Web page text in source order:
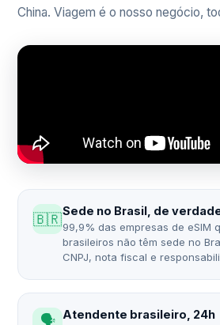
China. Viagem é o nosso negócio,
🇧🇷Sede no Brasil, de
99,9% das empresas de eSIM
brasileiros não têm sede no
CNPJ, nota fiscal e
🗣️ Atendente brasileiro, 24h